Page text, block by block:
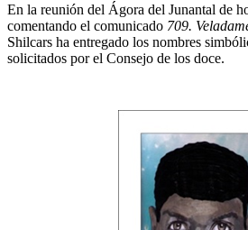
En la reunión del Ágora del Junantal de
comentando el comunicado 709.
Shilcars ha entregado los nombres
solicitados por el Consejo de los doce.